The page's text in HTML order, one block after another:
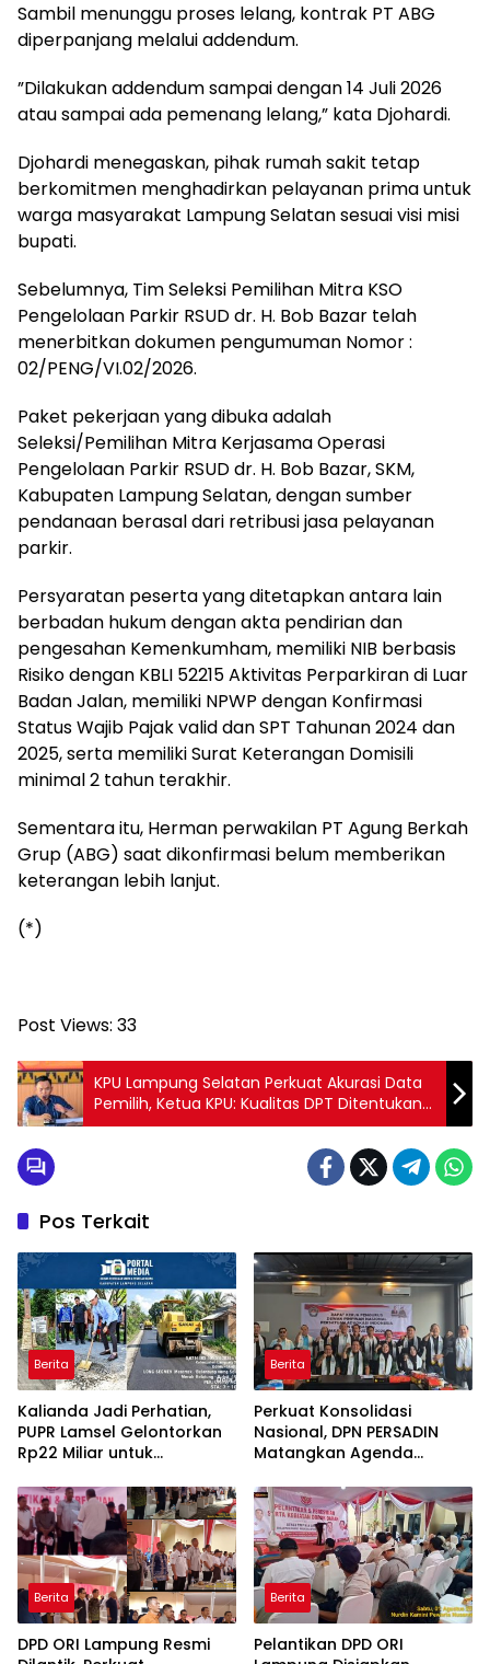
‎Sambil menunggu proses lelang, kontrak PT ABG
diperpanjang melalui addendum.
‎”Dilakukan addendum sampai dengan 14 Juli 2026
atau sampai ada pemenang lelang,” kata Djohardi.
Djohardi menegaskan, pihak rumah sakit tetap
berkomitmen menghadirkan pelayanan prima untuk
warga masyarakat Lampung Selatan sesuai visi misi
bupati.
‎Sebelumnya, Tim Seleksi Pemilihan Mitra KSO
Pengelolaan Parkir RSUD dr. H. Bob Bazar telah
menerbitkan dokumen pengumuman Nomor :
02/PENG/VI.02/2026.
‎Paket pekerjaan yang dibuka adalah
Seleksi/Pemilihan Mitra Kerjasama Operasi
Pengelolaan Parkir RSUD dr. H. Bob Bazar, SKM,
Kabupaten Lampung Selatan, dengan sumber
pendanaan berasal dari retribusi jasa pelayanan
parkir.
‎Persyaratan peserta yang ditetapkan antara lain
berbadan hukum dengan akta pendirian dan
pengesahan Kemenkumham, memiliki NIB berbasis
Risiko dengan KBLI 52215 Aktivitas Perparkiran di Luar
Badan Jalan, memiliki NPWP dengan Konfirmasi
Status Wajib Pajak valid dan SPT Tahunan 2024 dan
2025, serta memiliki Surat Keterangan Domisili
minimal 2 tahun terakhir.
‎Sementara itu, Herman perwakilan PT Agung Berkah
Grup (ABG) saat dikonfirmasi belum memberikan
keterangan lebih lanjut.
(*)
Post Views: 33
KPU Lampung Selatan Perkuat Akurasi Data
Pemilih, Ketua KPU: Kualitas DPT Ditentukan
Kerja Sama Semua Pihak
Pos Terkait
Berita
Kalianda Jadi Perhatian,
PUPR Lamsel Gelontorkan
Rp22 Miliar untuk
Jalan di 2026
Berita
Perkuat Konsolidasi
Nasional, DPN PERSADIN
Matangkan Agenda
Organisasi Advokat
Berita
DPD ORI Lampung Resmi
Berita
Pelantikan DPD ORI